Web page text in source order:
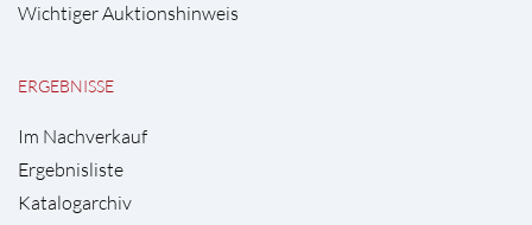
Wichtiger Auktionshinweis
ERGEBNISSE
Im Nachverkauf
Ergebnisliste
Katalogarchiv